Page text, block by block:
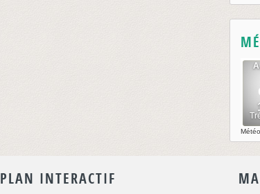
PLAN INTERACTIF